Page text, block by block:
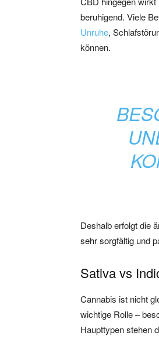
beruhigend. Viele
Unruhe,
können.
Deshalb erfolgt die
sehr sorgfältig und
Sativa vs
Cannabis ist nicht
wichtige Rolle –
Haupttypen stehen